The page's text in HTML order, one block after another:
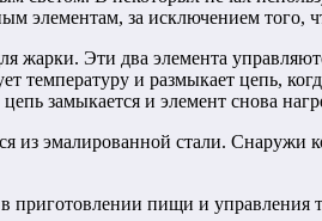
элементам, за исключением того,
жарки. Эти два элемента
температуру и размыкает цепь,
замыкается и элемент снова
из эмалированной стали.
приготовлении пищи и